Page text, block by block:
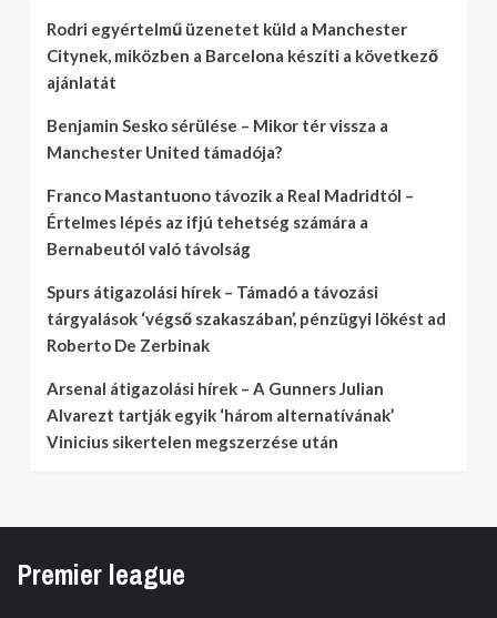
Rodri egyértelmű üzenetet küld a Manchester
Citynek, miközben a Barcelona készíti a következő
ajánlatát
Benjamin Sesko sérülése – Mikor tér vissza a
Manchester United támadója?
Franco Mastantuono távozik a Real Madridtól –
Értelmes lépés az ifjú tehetség számára a
Bernabeutól való távolság
Spurs átigazolási hírek – Támadó a távozási
tárgyalások ‘végső szakaszában’, pénzügyi lökést ad
Roberto De Zerbinak
Arsenal átigazolási hírek – A Gunners Julian
Alvarezt tartják egyik ‘három alternatívának’
Vinicius sikertelen megszerzése után
Premier league